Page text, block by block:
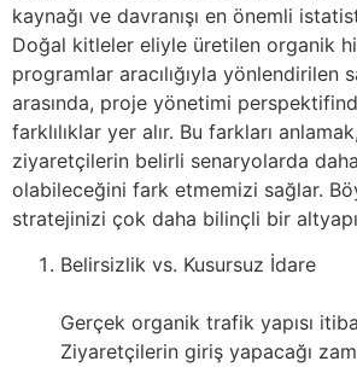
kaynağı ve davranışı en önemli
Doğal kitleler eliyle üretilen organik
programlar aracılığıyla yönlendirilen
arasında, proje yönetimi
farklılıklar yer alır. Bu farkları
ziyaretçilerin belirli senaryolarda
olabileceğini fark etmemizi sağlar.
stratejinizi çok daha bilinçli bir
Belirsizlik vs. Kusursuz İdare
Gerçek organik trafik yapısı
Ziyaretçilerin giriş yapacağı